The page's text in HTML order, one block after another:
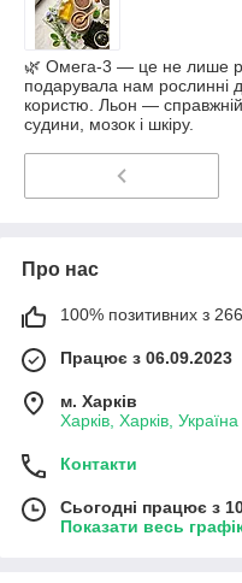
🌿 Омега‑3 — це не лише
подарувала нам рослинні
користю. Льон —
судини, мозок і шкіру.
Про нас
100% позитивних з 266
Працює з 06.09.2023
м. Харків
Харків, Харків, Україна
Контакти
Сьогодні працює з
Показати весь